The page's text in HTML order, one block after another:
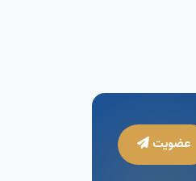
عضویت